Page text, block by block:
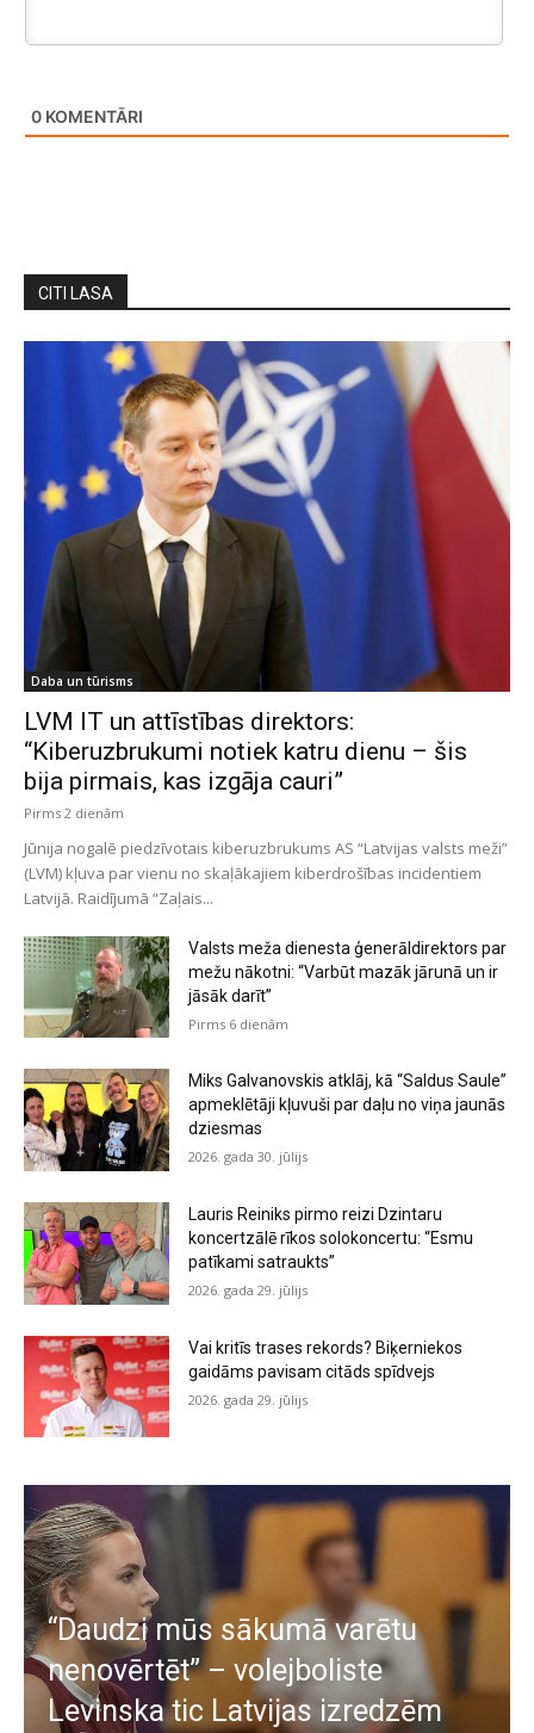
0 KOMENTĀRI
CITI LASA
Daba un tūrisms
LVM IT un attīstības direktors:
“Kiberuzbrukumi notiek katru dienu – šis
bija pirmais, kas izgāja cauri”
Pirms 2 dienām
Jūnija nogalē piedzīvotais kiberuzbrukums AS “Latvijas valsts meži”
(LVM) kļuva par vienu no skaļākajiem kiberdrošības incidentiem
Latvijā. Raidījumā “Zaļais...
Valsts meža dienesta ģenerāldirektors par
mežu nākotni: “Varbūt mazāk jārunā un ir
jāsāk darīt”
Pirms 6 dienām
Miks Galvanovskis atklāj, kā “Saldus Saule”
apmeklētāji kļuvuši par daļu no viņa jaunās
dziesmas
2026. gada 30. jūlijs
Lauris Reiniks pirmo reizi Dzintaru
koncertzālē rīkos solokoncertu: “Esmu
patīkami satraukts”
2026. gada 29. jūlijs
Vai kritīs trases rekords? Biķerniekos
gaidāms pavisam citāds spīdvejs
2026. gada 29. jūlijs
“Daudzi mūs sākumā varētu
nenovērtēt” – volejboliste
Levinska tic Latvijas izredzēm